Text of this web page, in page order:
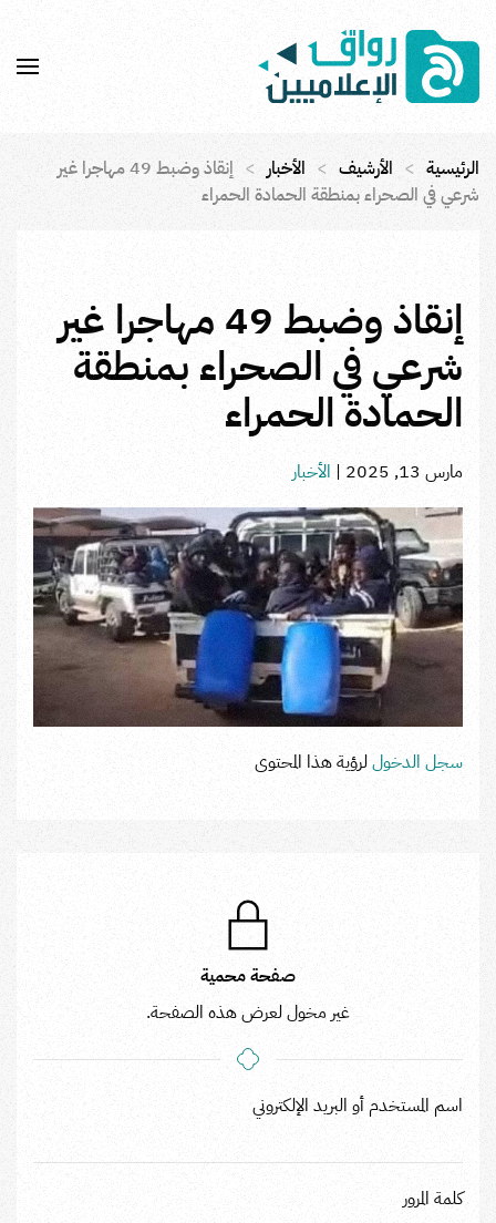
Skip to main content
الرئيسية الأرشيف الأخبار
إنقاذ وضبط 49 مهاجرا غير
شرعي في الصحراء بمنطقة الحمادة الحمراء
إنقاذ وضبط 49 مهاجرا غير
شرعي في الصحراء بمنطقة
الحمادة الحمراء
مارس 13, 2025 | الأخبار
سجل الدخوللرؤية هذا المحتوى
صفحة محمية
غير مخول لعرض هذه الصفحة.
اسم المستخدم أو البريد الإلكتروني
كلمة المرور